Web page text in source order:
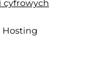
cyfrowych
Hosting